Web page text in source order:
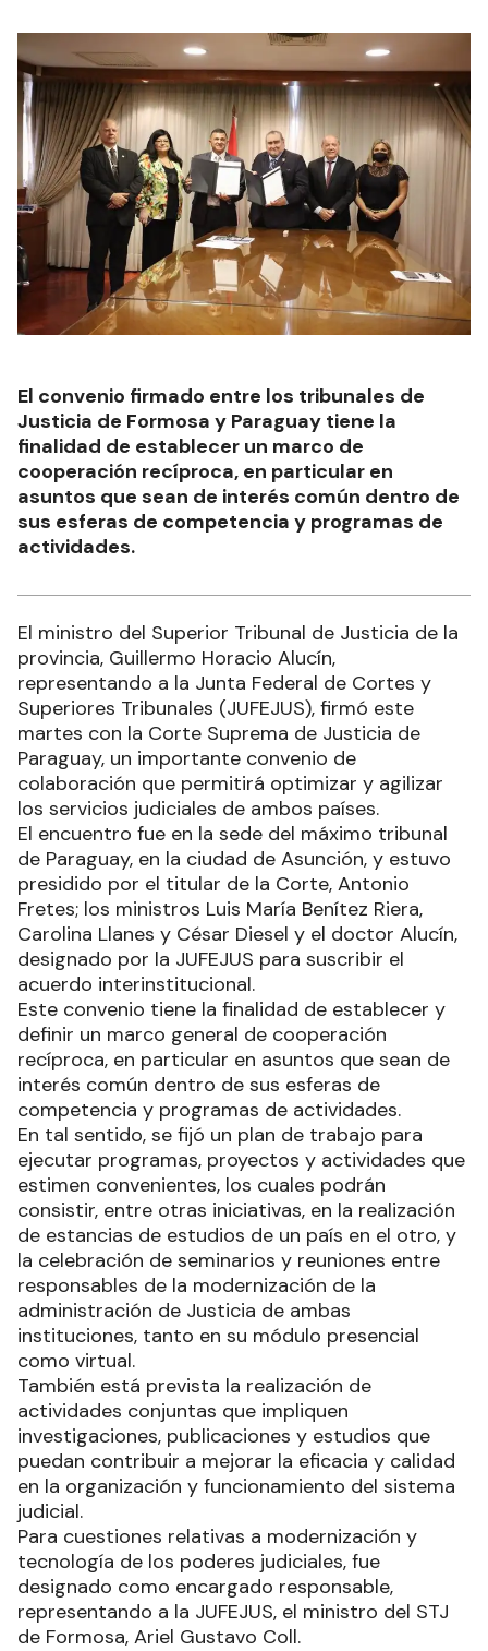
El convenio firmado entre los tribunales de
Justicia de Formosa y Paraguay tiene la
finalidad de establecer un marco de
cooperación recíproca, en particular en
asuntos que sean de interés común dentro de
sus esferas de competencia y programas de
actividades.
El ministro del Superior Tribunal de Justicia de la
provincia, Guillermo Horacio Alucín,
representando a la Junta Federal de Cortes y
Superiores Tribunales (JUFEJUS), firmó este
martes con la Corte Suprema de Justicia de
Paraguay, un importante convenio de
colaboración que permitirá optimizar y agilizar
los servicios judiciales de ambos países.
El encuentro fue en la sede del máximo tribunal
de Paraguay, en la ciudad de Asunción, y estuvo
presidido por el titular de la Corte, Antonio
Fretes; los ministros Luis María Benítez Riera,
Carolina Llanes y César Diesel y el doctor Alucín,
designado por la JUFEJUS para suscribir el
acuerdo interinstitucional.
Este convenio tiene la finalidad de establecer y
definir un marco general de cooperación
recíproca, en particular en asuntos que sean de
interés común dentro de sus esferas de
competencia y programas de actividades.
En tal sentido, se fijó un plan de trabajo para
ejecutar programas, proyectos y actividades que
estimen convenientes, los cuales podrán
consistir, entre otras iniciativas, en la realización
de estancias de estudios de un país en el otro, y
la celebración de seminarios y reuniones entre
responsables de la modernización de la
administración de Justicia de ambas
instituciones, tanto en su módulo presencial
como virtual.
También está prevista la realización de
actividades conjuntas que impliquen
investigaciones, publicaciones y estudios que
puedan contribuir a mejorar la eficacia y calidad
en la organización y funcionamiento del sistema
judicial.
Para cuestiones relativas a modernización y
tecnología de los poderes judiciales, fue
designado como encargado responsable,
representando a la JUFEJUS, el ministro del STJ
de Formosa, Ariel Gustavo Coll.